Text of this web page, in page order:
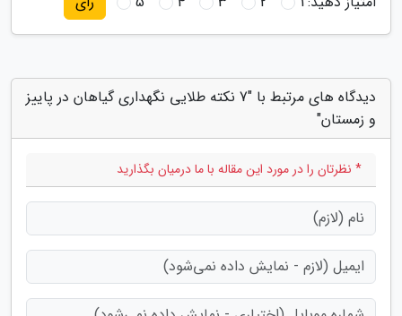
دیدگاه های مرتبط با "7 نکته طلایی نگهداری گیاهان در پاییز
و زمستان"
* نظرتان را در مورد این مقاله با ما درمیان بگذارید